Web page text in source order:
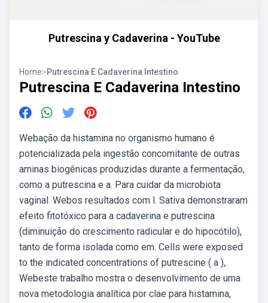
Putrescina y Cadaverina - YouTube
Home>Putrescina E Cadaverina Intestino
Putrescina E Cadaverina Intestino
Webação da histamina no organismo humano é
potencializada pela ingestão concomitante de outras
aminas biogênicas produzidas durante a fermentação,
como a putrescina e a. Para cuidar da microbiota
vaginal. Webos resultados com l. Sativa demonstraram
efeito fitotóxico para a cadaverina e putrescina
(diminuição do crescimento radicular e do hipocótilo),
tanto de forma isolada como em. Cells were exposed
to the indicated concentrations of putrescine ( a ),.
Webeste trabalho mostra o desenvolvimento de uma
nova metodologia analítica por clae para histamina,